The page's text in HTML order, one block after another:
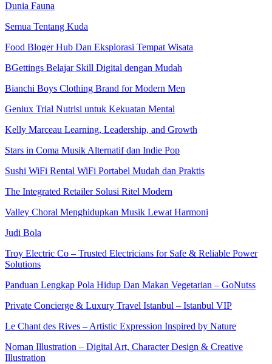
Dunia Fauna
Semua Tentang Kuda
Food Bloger Hub Dan Eksplorasi Tempat Wisata
BGettings Belajar Skill Digital dengan Mudah
Bianchi Boys Clothing Brand for Modern Men
Geniux Trial Nutrisi untuk Kekuatan Mental
Kelly Marceau Learning, Leadership, and Growth
Stars in Coma Musik Alternatif dan Indie Pop
Sushi WiFi Rental WiFi Portabel Mudah dan Praktis
The Integrated Retailer Solusi Ritel Modern
Valley Choral Menghidupkan Musik Lewat Harmoni
Judi Bola
Troy Electric Co – Trusted Electricians for Safe & Reliable Power
Solutions
Panduan Lengkap Pola Hidup Dan Makan Vegetarian – GoNutss
Private Concierge & Luxury Travel Istanbul – Istanbul VIP
Le Chant des Rives – Artistic Expression Inspired by Nature
Noman Illustration – Digital Art, Character Design & Creative
Illustration